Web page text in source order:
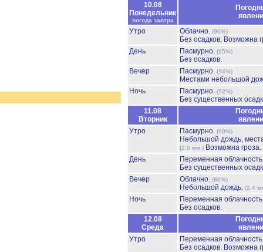
10.08
Понедельник
погода завтра
Утро
Облачно. (90%)
Без осадков. Возможна
День
Пасмурно. (95%)
Без осадков.
Вечер
Пасмурно. (94%)
Местами небольшой
Ночь
Пасмурно. (92%)
Без существенных
11.08
Вторник
Утро
Пасмурно. (99%)
Небольшой дождь,
(2.6 мм.) Возможна гроза.
День
Переменная
Без существенных
Вечер
Облачно. (86%)
Небольшой дождь. (2.4
Ночь
Переменная
Без осадков.
12.08
Среда
Утро
Переменная
Без осадков. Возможна